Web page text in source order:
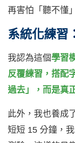
再害怕「聽不懂
系統化練習
我認為這個學習
反覆練習，搭配
過去」，而是真
此外，我也養成
短短 15 分鐘，